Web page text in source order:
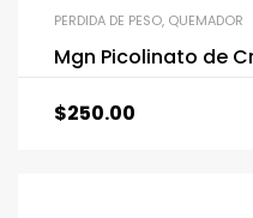
PERDIDA DE PESO, QUEMADOR
Mgn Picolinato de
$250.00